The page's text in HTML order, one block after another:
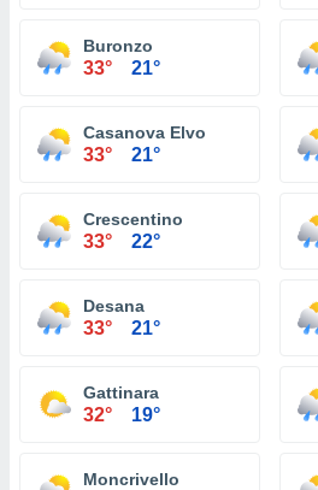
Buronzo
33° 21°
Casanova Elvo
33° 21°
Crescentino
33° 22°
Desana
33° 21°
Gattinara
32° 19°
Moncrivello